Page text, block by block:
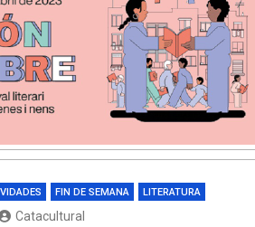
FIN DE SEMANA LITERATURA
Catacultural